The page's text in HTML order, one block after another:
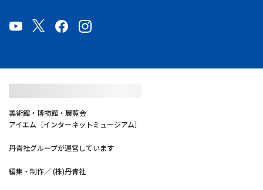
美術館・博物館・展覧会
アイエム［インターネットミュージアム］
丹青社グループが運営しています
編集・制作／ (株)丹青社